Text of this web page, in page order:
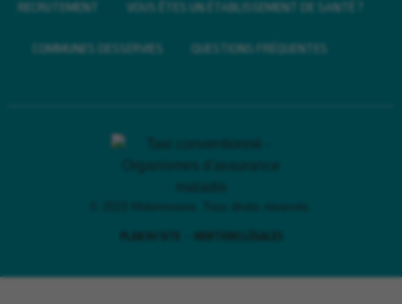
RECRUTEMENT VOUS ÊTES UN ÉTABLISSEMENT DE SANTÉ ?
COMMUNES DESSERVIES QUESTIONS FRÉQUENTES